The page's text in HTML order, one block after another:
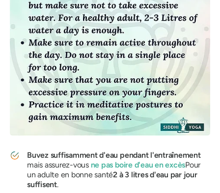
Buvez suffisamment d'eau pendant l'entraînement
mais assurez-vous ne pas boire d'eau en excèsPour
un adulte en bonne santé2 à 3 litres d'eau par jour
suffisent.